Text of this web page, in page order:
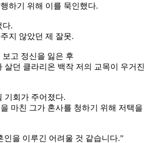
하기 위해 이를 묵인했다.
다.
지 않았던 제 잘못.
고 정신을 잃은 후
살던 클라리온 백작 저의 교목이 우거진
기회가 주어졌다.
마친 그가 혼사를 청하기 위해 저택을
인을 이루긴 어려울 것 같습니다.”